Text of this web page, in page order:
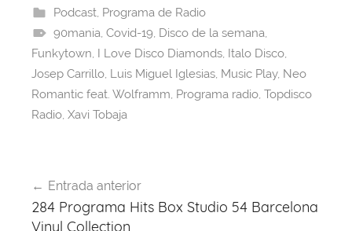
e
b
o
o
k
a
d
s
s
A
p
p
e
st
gr
a
m
Podcast, Programa de Radio
90mania, Covid-19, Disco de la semana,
Funkytown, I Love Disco Diamonds, Italo Disco,
Josep Carrillo, Luis Miguel Iglesias, Music Play, Neo
Romantic feat. Wolframm, Programa radio, Topdisco
Radio, Xavi Tobaja
de
Entrada anterior
284 Programa Hits Box Studio 54 Barcelona
Vinyl Collection